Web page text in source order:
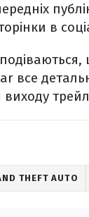
в
THEFT AUTO